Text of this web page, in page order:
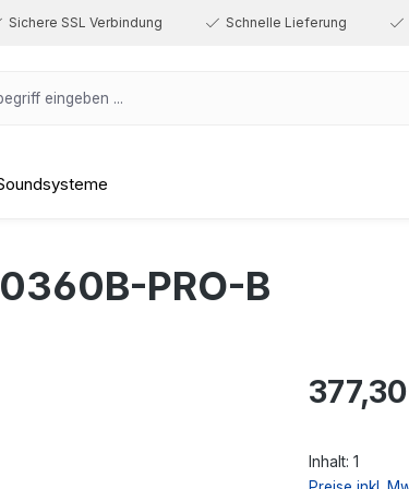
Sichere SSL Verbindung Schnelle Lieferung
PRO-B
Regulärer Preis:
Inhalt: 1